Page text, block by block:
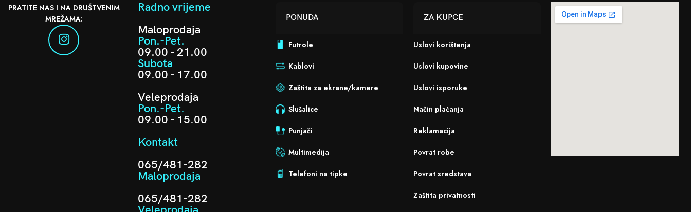
PRATITE NAS I NA DRUŠTVENIM
MREŽAMA:
Radno vrijeme
Maloprodaja
Pon.-Pet.
09.00 - 21.00
Subota
09.00 - 17.00
Veleprodaja
Pon.-Pet.
09.00 - 15.00
Kontakt
065/481-282
Maloprodaja
065/481-282
PONUDA
Futrole
Kablovi
Zaštita za ekrane/kamere
Slušalice
Punjači
Multimedija
Telefoni na tipke
ZA KUPCE
Uslovi korištenja
Uslovi kupovine
Uslovi isporuke
Način plaćanja
Reklamacija
Povrat robe
Povrat sredstava
Zaštita privatnosti